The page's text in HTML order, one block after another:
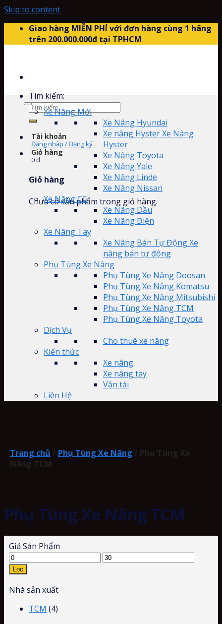
Skip to content
Giao hàng MIỄN PHÍ với đơn hàng cùng 1 hãng
trên 200.000.000đ tại TPHCM
Tìm kiếm:
Tài khoản
Đăng nhập / Đăng ký
Giỏ hàng
0₫
Giỏ hàng
Chưa có sản phẩm trong giỏ hàng.
Xe Nâng Mới
Xe Nâng Hyundai
Xe nâng Hyster Xe Nâng
Hyster
Xe Nâng Toyota
Xe Nâng Yale
Xe Nâng Linde
Xe Nâng Nissan
Xe Nâng Cũ
Xe Nâng Dầu
Xe Nâng Điện
Xe Nâng Tay
Xe Nâng Bán Tự Động Xe
nâng bán tự động
Phụ Tùng Xe Nâng
Phụ Tùng Xe Nâng Doosan
Phụ Tùng Xe Nâng Komatsu
Phụ Tùng Xe Nâng Mitsubishi
Phụ Tùng Xe Nâng TCM
Phụ Tùng Xe Nâng Toyota
Dịch Vụ
Cho thuê xe nâng
Kiến thức
Xe nâng
Xe nâng tay
Vận tải
Liên Hệ
Trang chủ / Phụ Tùng Xe Nâng / Phụ Tùng Xe
Nâng TCM
Phụ Tùng Xe Nâng TCM
Giá Sản Phẩm
Lọc
Nhà sản xuất
TCM (4)